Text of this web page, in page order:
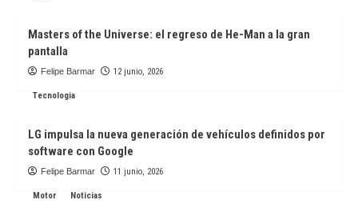
Masters of the Universe: el regreso de He-Man a la gran
pantalla
Felipe Barmar 12 junio, 2026
Tecnologia
LG impulsa la nueva generación de vehículos definidos por
software con Google
Felipe Barmar 11 junio, 2026
Motor Noticias